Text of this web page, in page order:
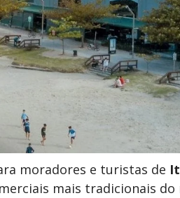
moradores e turistas de
mais tradicionais